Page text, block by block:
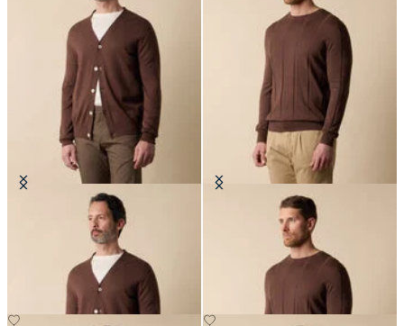
Cardigan en Coton-Lin avec Col en
Pull col rond en Coton-Lin